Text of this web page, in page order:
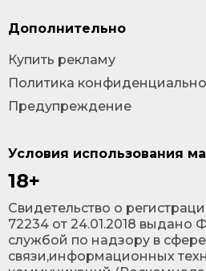
Условия использования
18+
Cвидетельство о
72234 от 24.01.2018 выдано
службой по надзору в сфере
связи,информационных
Дополнительно
Купить рекламу
Политика
Предупреждение